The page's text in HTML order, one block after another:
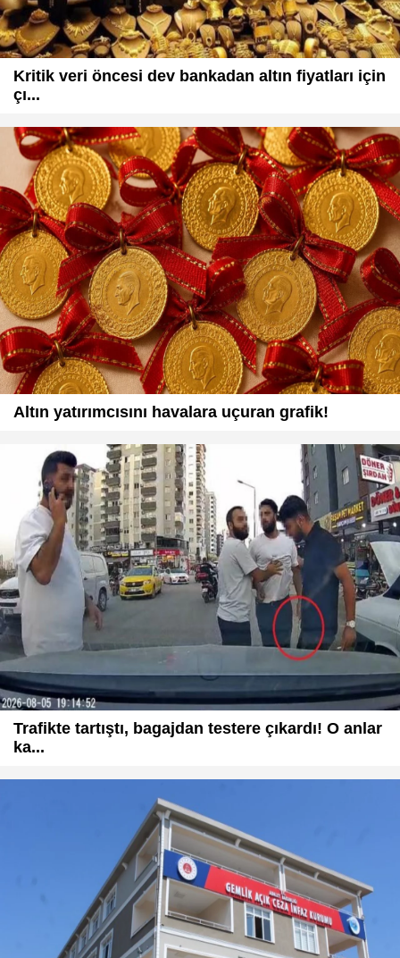
Kritik veri öncesi dev bankadan altın fiyatları için
çı...
Altın yatırımcısını havalara uçuran grafik!
Trafikte tartıştı, bagajdan testere çıkardı! O anlar
ka...